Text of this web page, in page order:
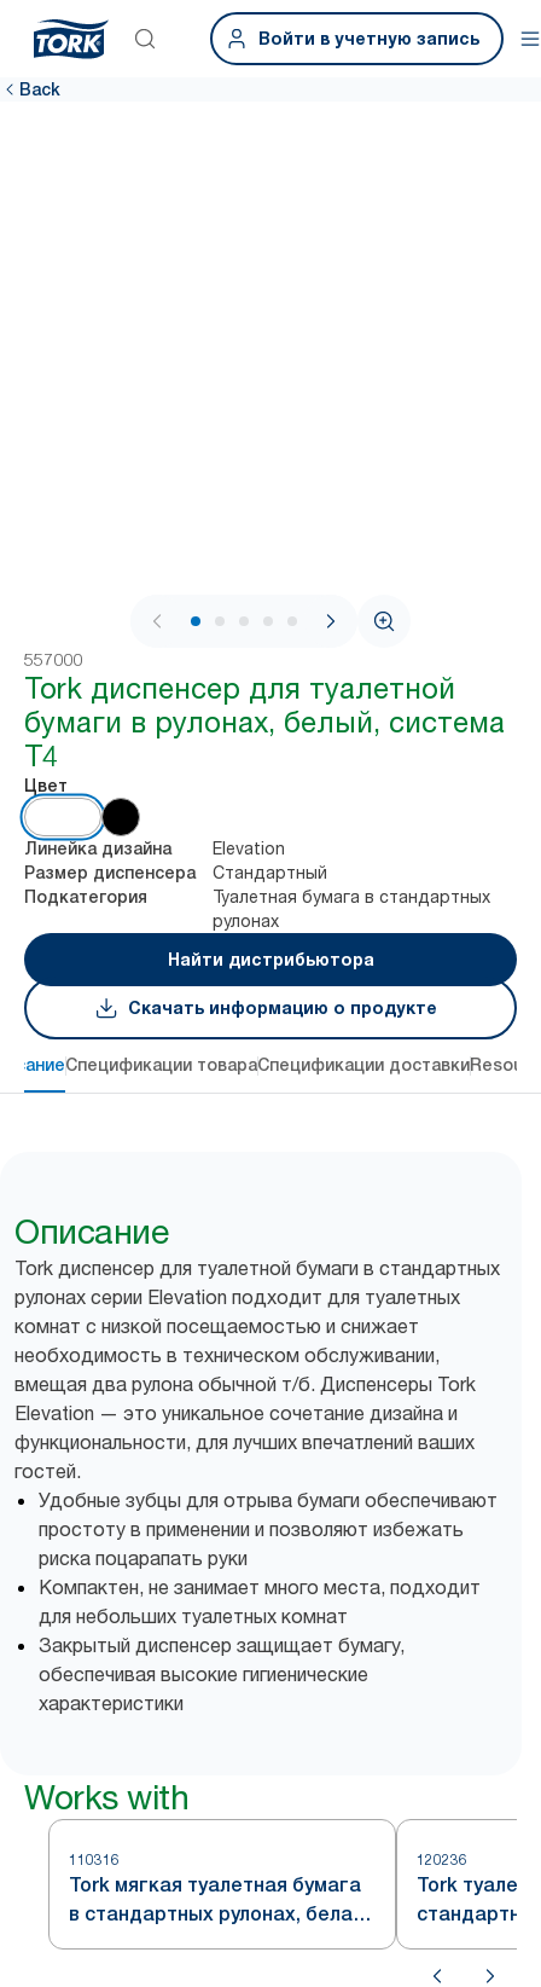
Войти в учетную запись
Back
1 / 8
557000
Tork диспенсер для туалетной
бумаги в рулонах, белый, система
T4
Цвет
Линейка дизайна Elevation
Размер диспенсера Стандартный
Подкатегория
Туалетная бумага в стандартных
рулонах
Найти дистрибьютора
Скачать информацию о продукте
Спецификации товараСпецификации доставки
Описание
Tork диспенсер для туалетной бумаги в стандартных
рулонах серии Elevation подходит для туалетных
комнат с низкой посещаемостью и снижает
необходимость в техническом обслуживании,
вмещая два рулона обычной т/б. Диспенсеры Tork
Elevation — это уникальное сочетание дизайна и
функциональности, для лучших впечатлений ваших
гостей.
Удобные зубцы для отрыва бумаги обеспечивают
простоту в применении и позволяют избежать
риска поцарапать руки
Компактен, не занимает много места, подходит
для небольших туалетных комнат
Закрытый диспенсер защищает бумагу,
обеспечивая высокие гигиенические
характеристики
Works with
110316
Tork мягкая туалетная бумага
в стандартных рулонах, белая,
система T4
120236
Tork